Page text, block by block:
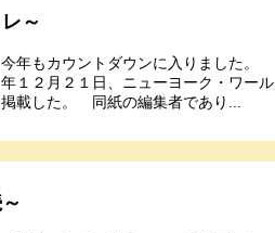
～
年もカウントダウンに入りました。
１２月２１日、ニューヨーク・ワール
載した。 同紙の編集者であり...